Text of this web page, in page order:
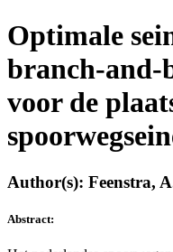
Optimale
branch-and-
voor de
Author(s): Feenstra,
Abstract: